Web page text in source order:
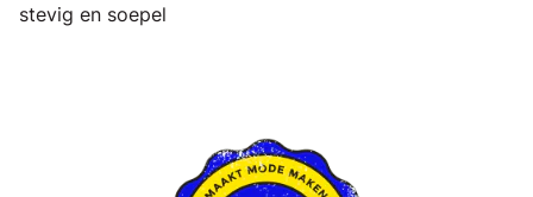
stevig en soepel